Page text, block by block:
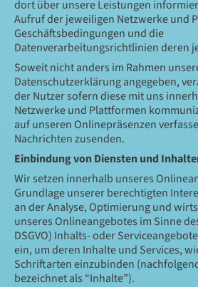
dort über unsere Leistungen
Aufruf der jeweiligen Netzwerke und
Geschäftsbedingungen und die
Datenverarbeitungsrichtlinien deren
Soweit nicht anders im Rahmen
Datenschutzerklärung angegeben,
der Nutzer sofern diese mit uns
Netzwerke und Plattformen
auf unseren Onlinepräsenzen
Nachrichten zusenden.
Einbindung von Diensten und
Wir setzen innerhalb unseres
Grundlage unserer berechtigten
an der Analyse, Optimierung und
unseres Onlineangebotes im Sinne
DSGVO) Inhalts- oder
ein, um deren Inhalte und Services,
Schriftarten einzubinden
bezeichnet als “Inhalte”).